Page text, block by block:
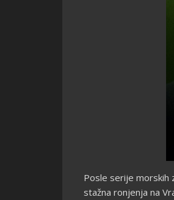
Posle serije morskih
stažna ronjenja na